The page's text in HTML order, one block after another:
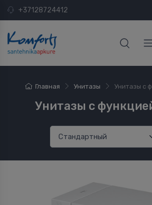
+37128724412
Главная Унитазы Унитазы с
Унитазы с